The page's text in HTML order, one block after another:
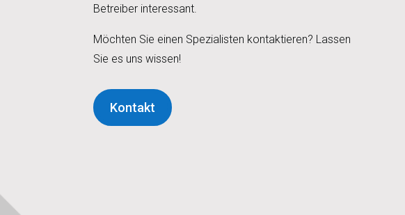
Betreiber interessant.
Möchten Sie einen Spezialisten kontaktieren? Lassen
Sie es uns wissen!
Kontakt